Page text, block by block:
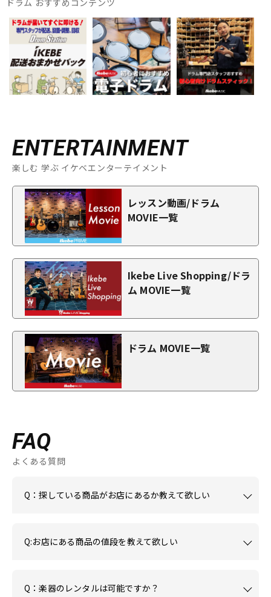
ドラム おすすめコンテンツ
ENTERTAINMENT
楽しむ 学ぶ イケベエンターテイメント
レッスン動画/ドラム
MOVIE一覧
Ikebe Live Shopping/ドラ
ム MOVIE一覧
ドラム MOVIE一覧
FAQ
よくある質問
Q：探している商品がお店にあるか教えて欲しい
Q:お店にある商品の値段を教えて欲しい
Q：楽器のレンタルは可能ですか？